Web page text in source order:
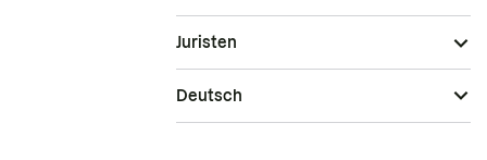
Juristen
Deutsch